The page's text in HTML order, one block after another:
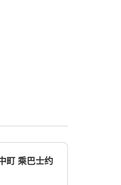
町 乘巴士约